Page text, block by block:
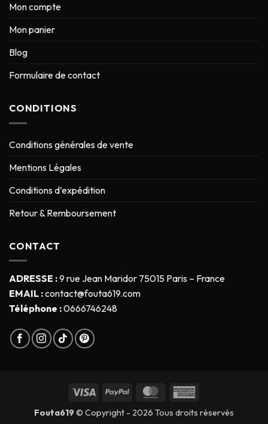
Mon compte
Mon panier
Blog
Formulaire de contact
CONDITIONS
Conditions générales de vente
Mentions Légales
Conditions d’expédition
Retour & Remboursement
CONTACT
ADRESSE :9 rue Jean Maridor 75015 Paris – France
EMAIL :contact@fouta619.com
Téléphone :0666746248
Fouta619© Copyright - 2026 Tous droits réservés